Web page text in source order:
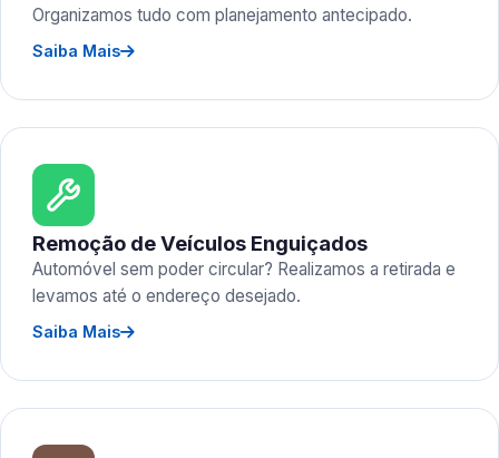
Organizamos tudo com planejamento antecipado.
Saiba Mais
Remoção de Veículos Enguiçados
Automóvel sem poder circular? Realizamos a retirada e
levamos até o endereço desejado.
Saiba Mais